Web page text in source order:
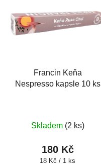
Francin Keňa
Nespresso kapsle 10 ks
Skladem (2 ks)
180 Kč
Měrná
18 Kč / 1 ks